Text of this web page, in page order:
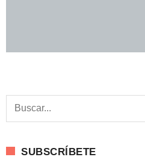
a
h
SUBSCRÍBETE